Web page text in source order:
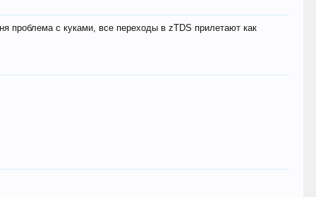
проблема с куками, все переходы в zTDS прилетают как